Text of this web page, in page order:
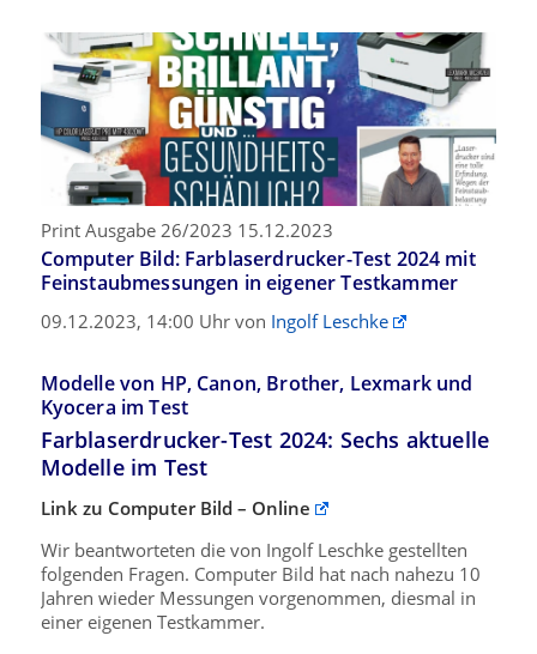
Print Ausgabe 26/2023 15.12.2023
Computer Bild: Farblaserdrucker-Test 2024 mit
Feinstaubmessungen in eigener Testkammer
09.12.2023, 14:00 Uhr von Ingolf Leschke
Modelle von HP, Canon, Brother, Lexmark und
Kyocera im Test
Farblaserdrucker-Test 2024: Sechs aktuelle
Modelle im Test
Link zu Computer Bild – Online
Wir beantworteten die von Ingolf Leschke gestellten
folgenden Fragen. Computer Bild hat nach nahezu 10
Jahren wieder Messungen vorgenommen, diesmal in
einer eigenen Testkammer.